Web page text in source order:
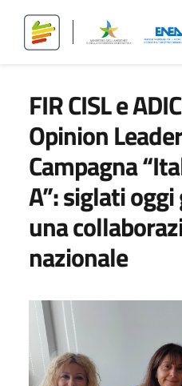
FIR CISL e
Opinion
Campagna
A”: siglati
una
nazionale